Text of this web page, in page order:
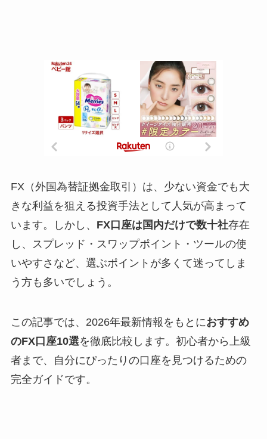
FX（外国為替証拠金取引）は、少ない資金でも大
きな利益を狙える投資手法として人気が高まって
います。しかし、 FX口座は国内だけで数十社存在
し、スプレッド・スワップポイント・ツールの使
いやすさなど、選ぶポイントが多くて迷ってしま
う方も多いでしょう。
この記事では、2026年最新情報をもとにおすすめ
のFX口座10選を徹底比較します。初心者から上級
者まで、自分にぴったりの口座を見つけるための
完全ガイドです。